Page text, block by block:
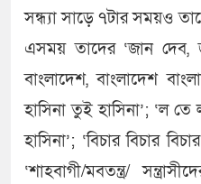
সন্ধ্যা সাড়ে ৭টার সময়ও
এসময় তাদের ‘জান দেব,
বাংলাদেশ, বাংলাদেশ
হাসিনা তুই হাসিনা’; ‘ল
হাসিনা’; ‘বিচার বিচার
‘শাহবাগী/মবতন্ত্র/